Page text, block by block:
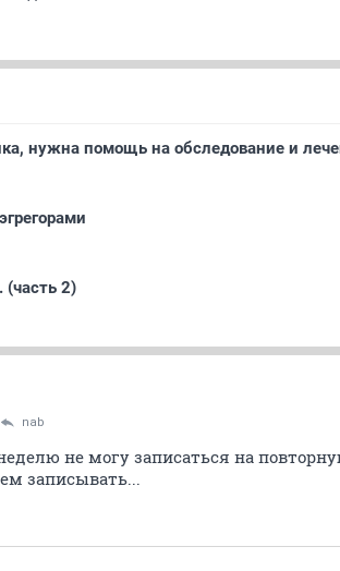
нужна помощь на обследование и
(часть 2)
nab
не могу записаться на
записывать...